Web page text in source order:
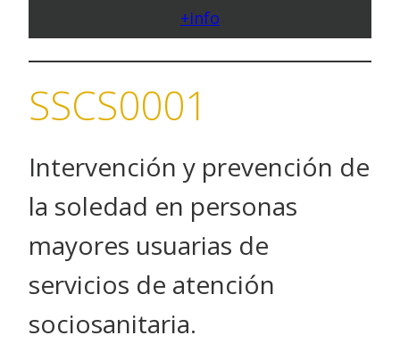
+info
SSCS0001
Intervención y prevención de
la soledad en personas
mayores usuarias de
servicios de atención
sociosanitaria.